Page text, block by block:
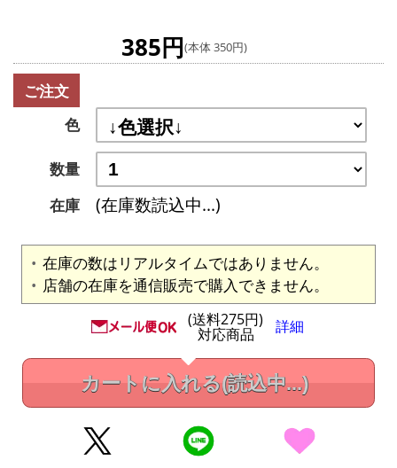
385円(本体 350円)
ご注文
色
数量
在庫
(在庫数読込中...)
在庫の数はリアルタイムではありません。
店舗の在庫を通信販売で購入できません。
(送料275円)
対応商品 詳細
カートに入れる(読込中...)